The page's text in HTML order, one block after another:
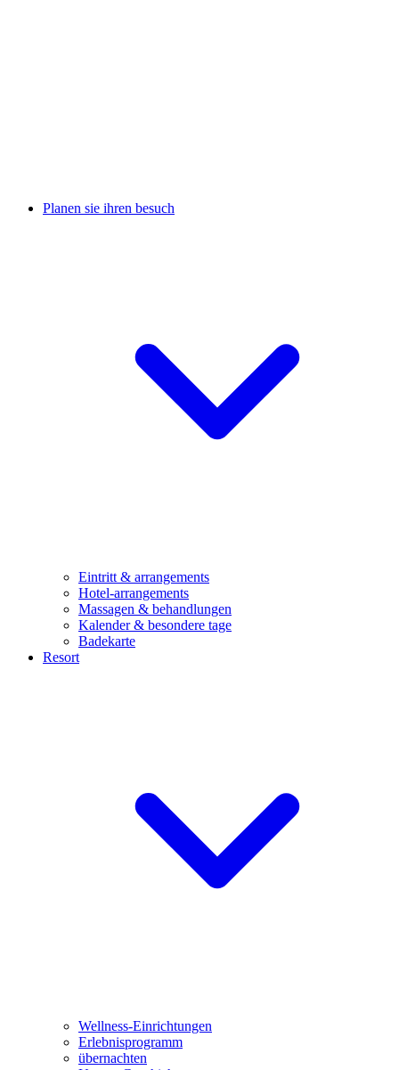
Planen sie ihren besuch
Eintritt & arrangements
Hotel-arrangements
Massagen & behandlungen
Kalender & besondere tage
Badekarte
Resort
Wellness-Einrichtungen
Erlebnisprogramm
übernachten